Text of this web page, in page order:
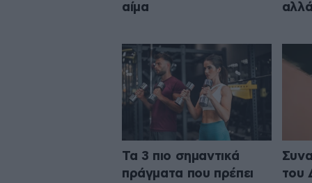
αίμα
Τα 3 πιο σημαντικά
πράγματα που πρέπει
του